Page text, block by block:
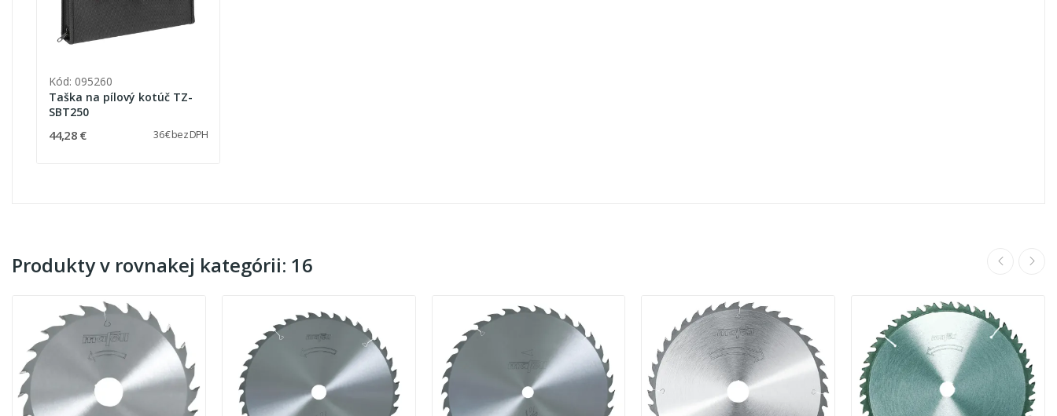
Kód: 095260
Taška na pílový kotúč TZ-
SBT250
44,28 € 36 € bez DPH
Produkty v rovnakej kategórii: 16